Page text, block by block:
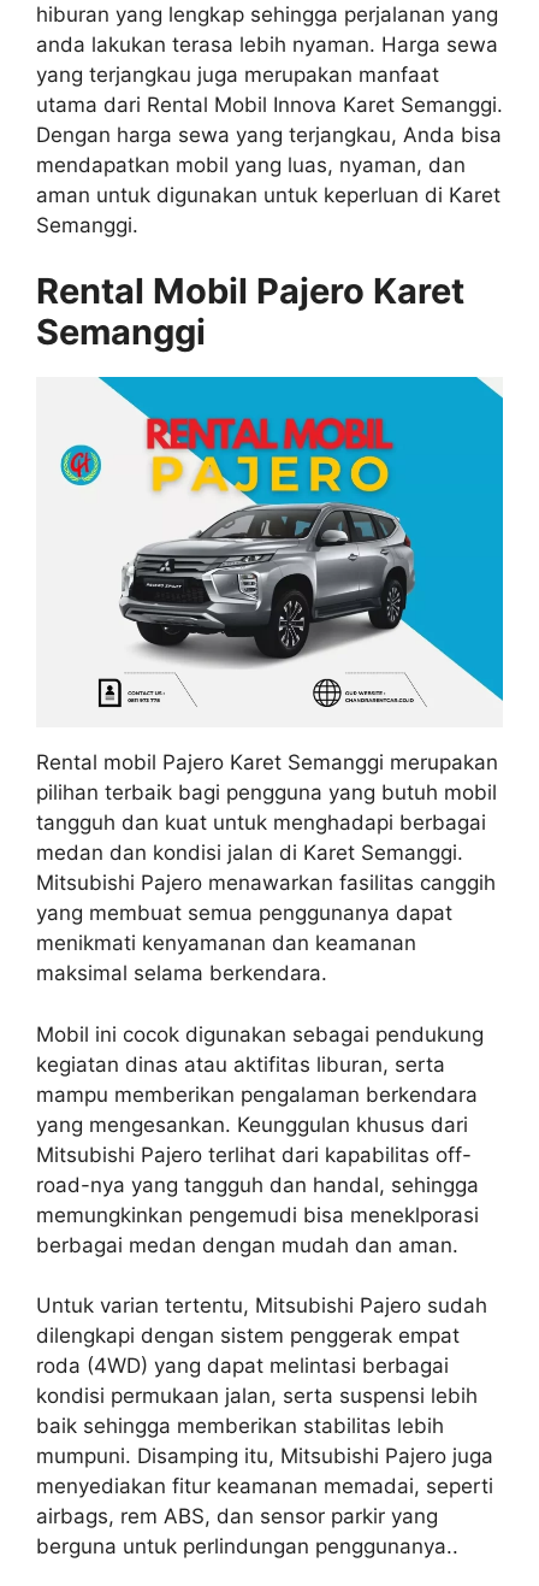
hiburan yang lengkap sehingga perjalanan yang
anda lakukan terasa lebih nyaman. Harga sewa
yang terjangkau juga merupakan manfaat
utama dari Rental Mobil Innova Karet Semanggi.
Dengan harga sewa yang terjangkau, Anda bisa
mendapatkan mobil yang luas, nyaman, dan
aman untuk digunakan untuk keperluan di Karet
Semanggi.
Rental Mobil Pajero Karet
Semanggi
Rental mobil Pajero Karet Semanggi merupakan
pilihan terbaik bagi pengguna yang butuh mobil
tangguh dan kuat untuk menghadapi berbagai
medan dan kondisi jalan di Karet Semanggi.
Mitsubishi Pajero menawarkan fasilitas canggih
yang membuat semua penggunanya dapat
menikmati kenyamanan dan keamanan
maksimal selama berkendara.
Mobil ini cocok digunakan sebagai pendukung
kegiatan dinas atau aktifitas liburan, serta
mampu memberikan pengalaman berkendara
yang mengesankan. Keunggulan khusus dari
Mitsubishi Pajero terlihat dari kapabilitas off-
road-nya yang tangguh dan handal, sehingga
memungkinkan pengemudi bisa meneklporasi
berbagai medan dengan mudah dan aman.
Untuk varian tertentu, Mitsubishi Pajero sudah
dilengkapi dengan sistem penggerak empat
roda (4WD) yang dapat melintasi berbagai
kondisi permukaan jalan, serta suspensi lebih
baik sehingga memberikan stabilitas lebih
mumpuni. Disamping itu, Mitsubishi Pajero juga
menyediakan fitur keamanan memadai, seperti
airbags, rem ABS, dan sensor parkir yang
berguna untuk perlindungan penggunanya..